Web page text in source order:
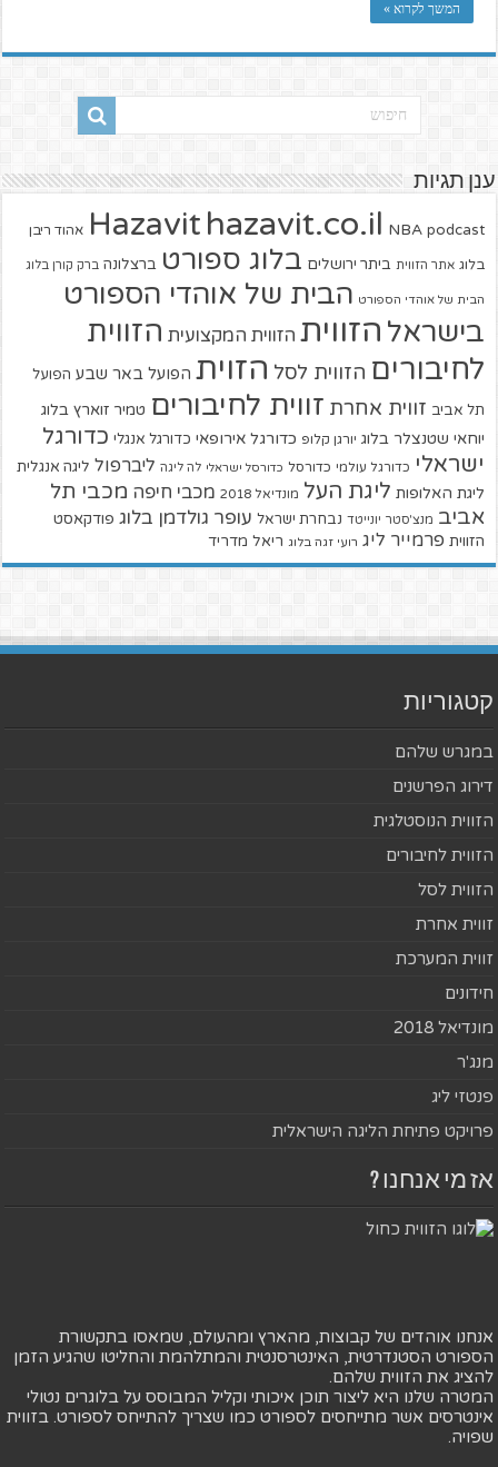
המשך לקרוא »
ענן תגיות
Hazavit hazavit.co.il NBA podcast אהוד ריבן
בלוג אתר הזווית ביתר ירושלים בלוג ספורט ברצלונה ברק קורן בלוג
הבית של אוהדי הספורט הבית של אוהדי הספורט
בישראל הזווית הזווית המקצועית הזווית
לחיבורים הזווית לסל הזוית הפועל באר שבע הפועל
תל אביב זווית אחרת זווית לחיבורים טמיר זוארץ בלוג
יוחאי שטנצלר בלוג יורגן קלופ כדורגל אירופאי כדורגל אנגלי כדורגל
ישראלי כדורגל עולמי כדורסל כדורסל ישראלי לה ליגה ליברפול ליגה אנגלית
ליגת האלופות ליגת העל מונדיאל 2018 מכבי חיפה מכבי תל
אביב מנצ'סטר יונייטד נבחרת ישראל עופר גולדמן בלוג פודקאסט
הזווית פרמייר ליג רועי זגה בלוג ריאל מדריד
קטגוריות
במגרש שלהם
דירוג הפרשנים
הזווית הנוסטלגית
הזווית לחיבורים
הזווית לסל
זווית אחרת
זווית המערכת
חידונים
מונדיאל 2018
מנג'ר
פנטזי ליג
פרויקט פתיחת הליגה הישראלית
אז מי אנחנו ?
אנחנו אוהדים של קבוצות, מהארץ ומהעולם, שמאסו בתקשורת
הספורט הסטנדרטית, האינטרסנטית והמתלהמת והחליטו שהגיע הזמן
להציג את הזווית שלהם.
המטרה שלנו היא ליצור תוכן איכותי וקליל המבוסס על בלוגרים נטולי
אינטרסים אשר מתייחסים לספורט כמו שצריך להתייחס לספורט. בזווית
שפויה.